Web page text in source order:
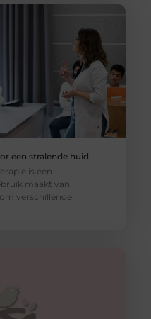
een stralende huid
is een
maakt van
verschillende